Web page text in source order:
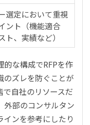
選定において重視
ント（機能適合
ト、実績など）
的な構成でRFPを作
のズレを防ぐことが
自社のリソースだ
外部のコンサルタン
インを参考にしたり